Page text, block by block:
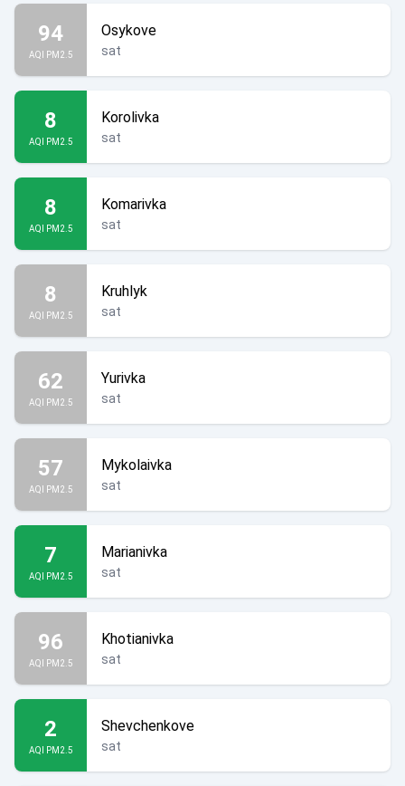
94
AQI PM2.5
Osykove
sat
8
AQI PM2.5
Korolivka
sat
8
AQI PM2.5
Komarivka
sat
8
AQI PM2.5
Kruhlyk
sat
62
AQI PM2.5
Yurivka
sat
57
AQI PM2.5
Mykolaivka
sat
7
AQI PM2.5
Marianivka
sat
96
AQI PM2.5
Khotianivka
sat
2
AQI PM2.5
Shevchenkove
sat